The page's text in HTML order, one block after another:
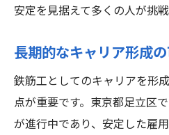
安定を見据えて多くの人が挑戦
長期的なキャリア形成
鉄筋工としてのキャリアを形
点が重要です。東京都足立区
が進行中であり、安定した雇